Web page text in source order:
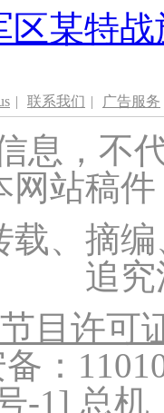
区某特
| 联系我们 | 广告服务
息，不
网站稿
载、摘
追
目许可
：
-1 ] 总机